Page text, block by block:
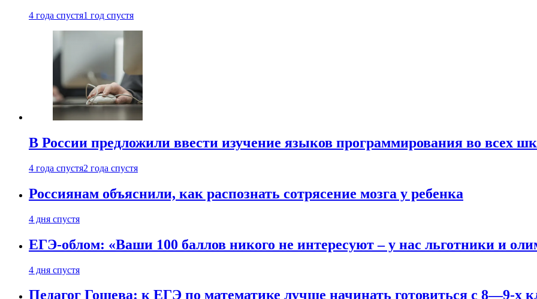
4 года спустя1 год спустя
В России предложили ввести изучение языков программирования во всех
4 года спустя2 года спустя
Россиянам объяснили, как распознать сотрясение мозга у ребенка
4 дня спустя
ЕГЭ-облом: «Ваши 100 баллов никого не интересуют – у нас льготники и
4 дня спустя
Педагог Гошева: к ЕГЭ по математике лучше начинать готовиться с 8—9-х